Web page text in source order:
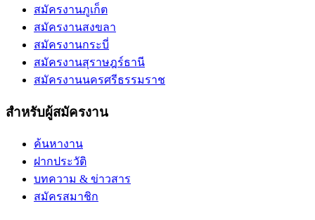
สมัครงานภูเก็ต
สมัครงานสงขลา
สมัครงานกระบี่
สมัครงานสุราษฎร์ธานี
สมัครงานนครศรีธรรมราช
สำหรับผู้สมัครงาน
ค้นหางาน
ฝากประวัติ
บทความ & ข่าวสาร
สมัครสมาชิก